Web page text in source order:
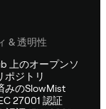
& 透明性
上のオープンソ
ポジトリ
みのSlowMist
27001 認証